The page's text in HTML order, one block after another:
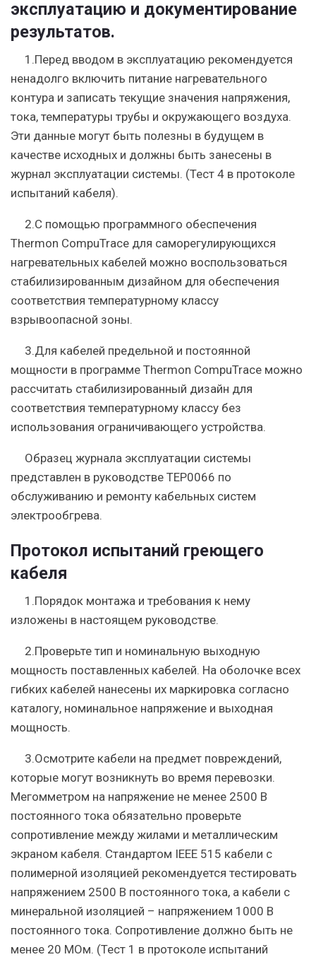
эксплуатацию и документирование
результатов.
1.Перед вводом в эксплуатацию рекомендуется
ненадолго включить питание нагревательного
контура и записать текущие значения напряжения,
тока, температуры трубы и окружающего воздуха.
Эти данные могут быть полезны в будущем в
качестве исходных и должны быть занесены в
журнал эксплуатации системы. (Тест 4 в протоколе
испытаний кабеля).
2.С помощью программного обеспечения
Thermon CompuTrace для саморегулирующихся
нагревательных кабелей можно воспользоваться
стабилизированным дизайном для обеспечения
соответствия температурному классу
взрывоопасной зоны.
3.Для кабелей предельной и постоянной
мощности в программе Thermon CompuTrace можно
рассчитать стабилизированный дизайн для
соответствия температурному классу без
использования ограничивающего устройства.
Образец журнала эксплуатации системы
представлен в руководстве TEP0066 по
обслуживанию и ремонту кабельных систем
электрообгрева.
Протокол испытаний греющего
кабеля
1.Порядок монтажа и требования к нему
изложены в настоящем руководстве.
2.Проверьте тип и номинальную выходную
мощность поставленных кабелей. На оболочке всех
гибких кабелей нанесены их маркировка согласно
каталогу, номинальное напряжение и выходная
мощность.
3.Осмотрите кабели на предмет повреждений,
которые могут возникнуть во время перевозки.
Мегомметром на напряжение не менее 2500 В
постоянного тока обязательно проверьте
сопротивление между жилами и металлическим
экраном кабеля. Стандартом IEEE 515 кабели с
полимерной изоляцией рекомендуется тестировать
напряжением 2500 В постоянного тока, а кабели с
минеральной изоляцией – напряжением 1000 В
постоянного тока. Сопротивление должно быть не
менее 20 МОм. (Тест 1 в протоколе испытаний